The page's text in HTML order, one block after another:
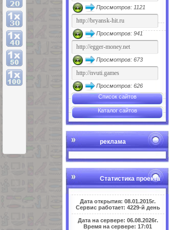
Просмотров: 1121
Просмотров: 941
Просмотров: 673
Просмотров: 626
Список сайтов
Каталог сайтов
реклама
Статистика проекта
Дата открытия: 08.01.2015г.
Сервис работает: 4229-й день
Дата на сервере: 06.08.2026г.
Время на сервере: 17:01